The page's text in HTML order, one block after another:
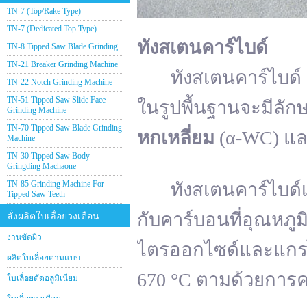
TN-7 (Top/Rake Type)
TN-7 (Dedicated Top Type)
TN-8 Tipped Saw Blade Grinding
TN-21 Breaker Grinding Machine
TN-22 Notch Grinding Machine
TN-51 Tipped Saw Slide Face
Grinding Machine
TN-70 Tipped Saw Blade Grinding
Machine
TN-30 Tipped Saw Body
Gringding Machaone
TN-85 Grinding Machine For
Tipped Saw Teeth
สั่งผลิตใบเลื่อยวงเดือน
งานขัดผิว
ผลิตใบเลื่อยตามแบบ
ใบเลื่อยตัดอลูมิเนียม
ทังสเตนคาร์ไบด์
ทังสเตนคาร์ไบด์ (
ในรูปพื้นฐานจะมีลัก
หกเหลี่ยม (α-WC) แ
ทังสเตนคาร์ไบด์เ
กับคาร์บอนที่อุณหภูมิ
ไตรออกไซด์และแก
670 °C ตามด้วยกา